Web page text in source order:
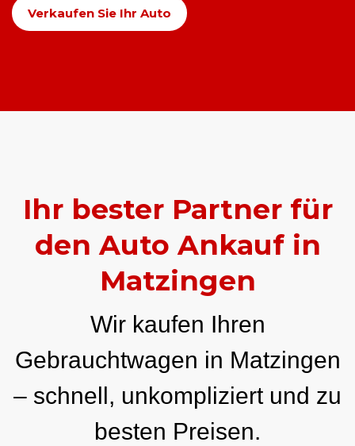
Verkaufen Sie Ihr Auto
Ihr bester Partner für
den Auto Ankauf in
Matzingen
Wir kaufen Ihren
Gebrauchtwagen in Matzingen
– schnell, unkompliziert und zu
besten Preisen.